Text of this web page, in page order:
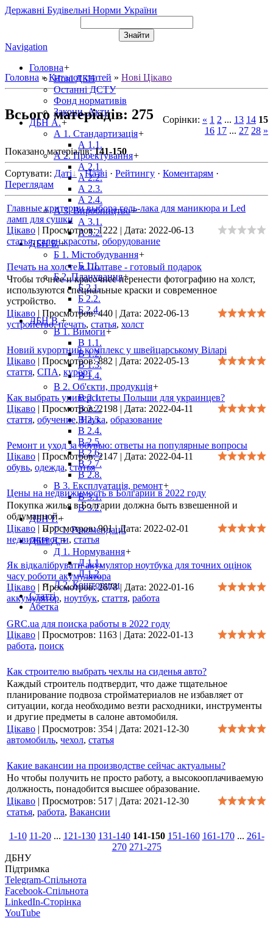
Державні Будівельні Норми України
Navigation
Головна+
Нові ДБН
Останні ДСТУ
Фонд нормативів
Закони, Акти
ДБН А.+
А 1. Стандартизація+
А 1.1.
А 2. Проектування+
А 2.1.
А 2.2.
А 2.3.
А 2.4.
А 3. Виробництво+
А 3.1.
А 3.2.
ДБН Б.+
Б 1. Містобудування+
Б 1.1.
Б 2. Планування+
Б 2.1.
Б 2.2.
Б 2.4.
ДБН В.+
В 1. Вимоги+
В 1.1.
В 1.2.
В 1.3.
В 1.4.
В 2. Об'єкти, продукція+
В 2.1.
В 2.2.
В 2.3.
В 2.4.
В 2.5.
В 2.6.
В 2.7.
В 2.8.
В 3. Експлуатація, ремонт+
В 3.1.
В 3.2.
ДБН Г.+
Г 1. Рекомендації
ДБН Д.+
Д 1. Нормування+
Д 1.1.
Д 1.2.
Д 2. Кошториси
Статті
Абетка
Головна » Каталог статей » Нові Цікаво
Всього матеріадів: 275
Показано матеріалів:141-150
Сорінки: « 1 2 ... 13 14 15
16 17 ... 27 28 »
Сортувати: Даті ·Назві · Рейтингу · Коментарям ·
Переглядам
Главные критерии выбора гель-лака для маникюра и Led
ламп для сушки
Цікаво | Просмотров: 1222 | Дата: 2022-06-13
статья,салон красоты, оборудование
Печать на холсте в Полтаве - готовый подарок
Чтобы точнее и красочнее перенести фотографию на холст,
используются специальные краски и современное
устройство.
Цікаво | Просмотров: 440 | Дата: 2022-06-13
устройство,печать, статья, холст
Новий курортний комплекс у швейцарському Віларі
Цікаво | Просмотров: 882 | Дата: 2022-05-13
стаття, СПА, курорт
Как выбрать университеты Польши для украинцев?
Цікаво | Просмотров: 2198 | Дата: 2022-04-11
стаття, обучение,Наука, образование
Ремонт и уход за обувью: ответы на популярные вопросы
Цікаво | Просмотров: 2147 | Дата: 2022-04-11
обувь, одежда,статья
Цены на недвижимость в Болгарии в 2022 году
Покупка жилья в Болгарии должна быть взвешенной и
обдуманной.
Цікаво | Просмотров: 901|Дата: 2022-02-01
недвижимости, статья
Як відкалібрувати акумулятор ноутбука для точних оцінок
часу роботи акумулятора
Цікаво | Просмотров: 2678| Дата: 2022-01-16
аккумулятор, ноутбук, стаття, работа
GRC.ua для поиска работы в 2022 году
Цікаво | Просмотров: 1163 | Дата: 2022-01-13
работа, поиск
Как строителю выбрать чехлы на сиденья авто?
Каждый строитель подтвердит, что даже тщательное
планирование подвоза стройматериалов не избавляет от
ситуации, когда необходимо везти расходники, инструменты
и другие предметы в салоне автомобиля.
Цікаво | Просмотров: 354 | Дата: 2021-12-30
автомобиль, чехол, статья
Какие вакансии на производстве сейчас актуальны?
Но чтобы получить не просто работу, а высокооплачиваемую
должность, понадобится высшее образование.
Цікаво | Просмотров: 517 | Дата: 2021-12-30
статья, работа, Вакансии
1-10 11-20 ... 121-130 131-140 141-150 151-160 161-170 ... 261-
270 271-275
ДБНУ
Підтримка
Telegram-Спільнота
Facebook-Спільнота
LinkedIn-Сторінка
YouTube